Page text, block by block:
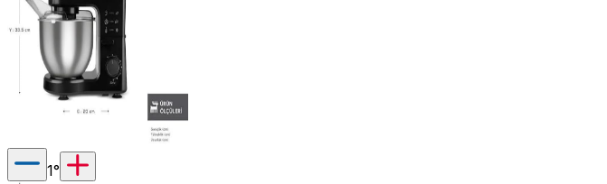
1°